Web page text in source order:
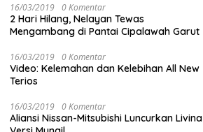
16/03/2019 0 Komentar
2 Hari Hilang, Nelayan Tewas
Mengambang di Pantai Cipalawah Garut
16/03/2019 0 Komentar
Video: Kelemahan dan Kelebihan All New
Terios
16/03/2019 0 Komentar
Aliansi Nissan-Mitsubishi Luncurkan Livina